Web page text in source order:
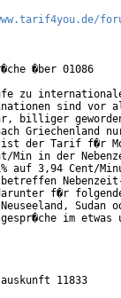
�ber 01086
zu
sind vor
billiger
Griechenland
der Tarif f�r
Min in der
auf 3,94 Cent/
betreffen
f�r
Sudan
im etwas
11833